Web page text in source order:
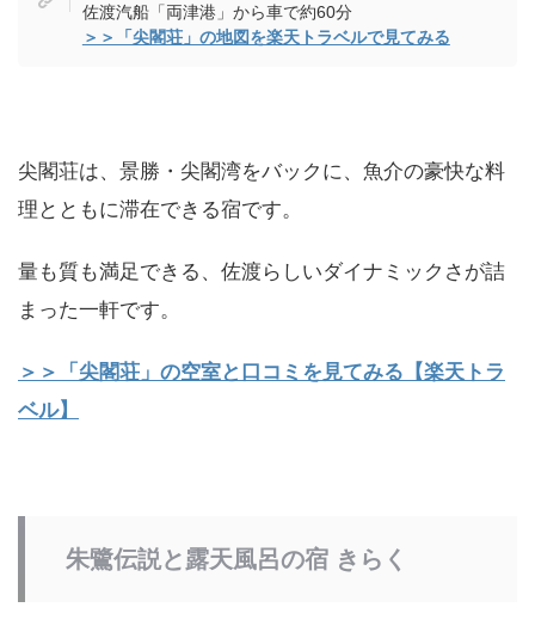
佐渡汽船「両津港」から車で約60分
＞＞「尖閣荘」の地図を楽天トラベルで見てみる
尖閣荘は、景勝・尖閣湾をバックに、魚介の豪快な料
理とともに滞在できる宿です。
量も質も満足できる、佐渡らしいダイナミックさが詰
まった一軒です。
＞＞「尖閣荘」の空室と口コミを見てみる【楽天トラ
ベル】
朱鷺伝説と露天風呂の宿 きらく